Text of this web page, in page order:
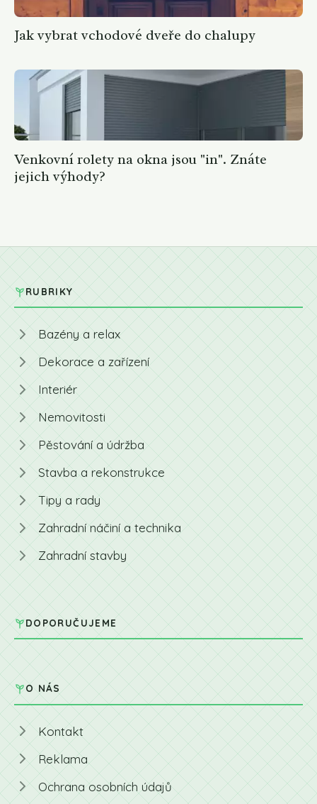
Jak vybrat vchodové dveře do chalupy
Venkovní rolety na okna jsou "in". Znáte
jejich výhody?
RUBRIKY
Bazény a relax
Dekorace a zařízení
Interiér
Nemovitosti
Pěstování a údržba
Stavba a rekonstrukce
Tipy a rady
Zahradní náčiní a technika
Zahradní stavby
DOPORUČUJEME
O NÁS
Kontakt
Reklama
Ochrana osobních údajů